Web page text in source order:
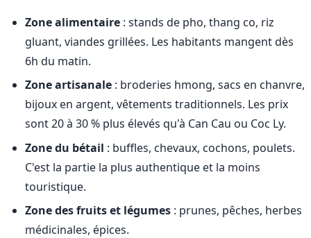
Zone alimentaire : stands de pho, thang co, riz
gluant, viandes grillées. Les habitants mangent dès
6h du matin.
Zone artisanale : broderies hmong, sacs en chanvre,
bijoux en argent, vêtements traditionnels. Les prix
sont 20 à 30 % plus élevés qu'à Can Cau ou Coc Ly.
Zone du bétail : buffles, chevaux, cochons, poulets.
C'est la partie la plus authentique et la moins
touristique.
Zone des fruits et légumes : prunes, pêches, herbes
médicinales, épices.